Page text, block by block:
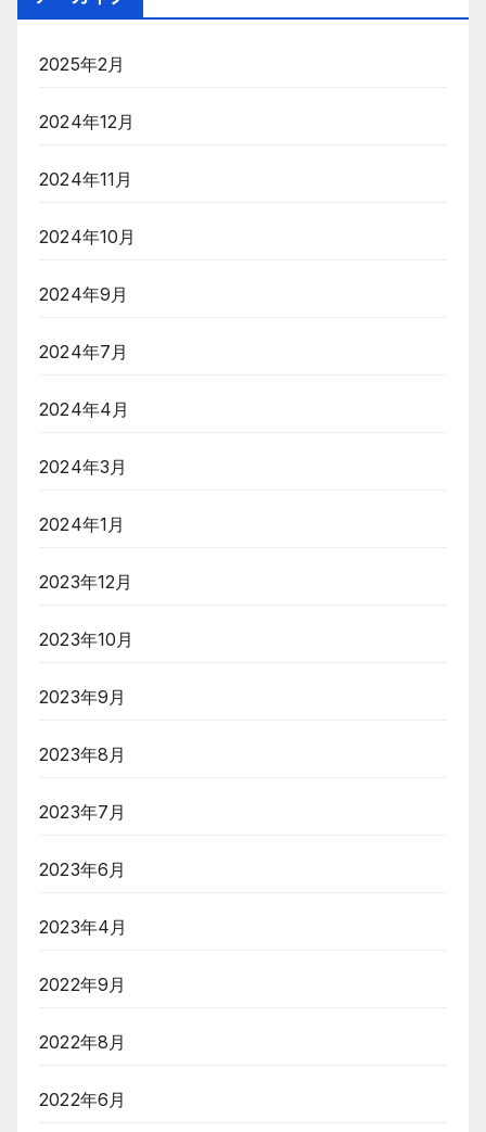
2025年2月
2024年12月
2024年11月
2024年10月
2024年9月
2024年7月
2024年4月
2024年3月
2024年1月
2023年12月
2023年10月
2023年9月
2023年8月
2023年7月
2023年6月
2023年4月
2022年9月
2022年8月
2022年6月